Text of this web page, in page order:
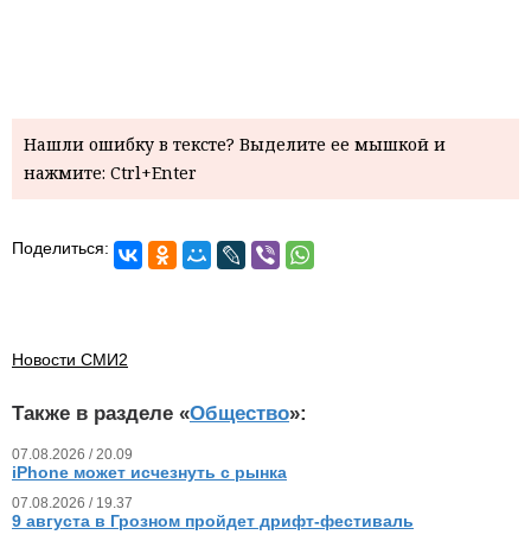
Нашли ошибку в тексте? Выделите ее мышкой и
нажмите: Ctrl+Enter
Поделиться:
Новости СМИ2
Также в разделе «Общество»:
07.08.2026 / 20.09
iPhone может исчезнуть с рынка
07.08.2026 / 19.37
9 августа в Грозном пройдет дрифт-фестиваль